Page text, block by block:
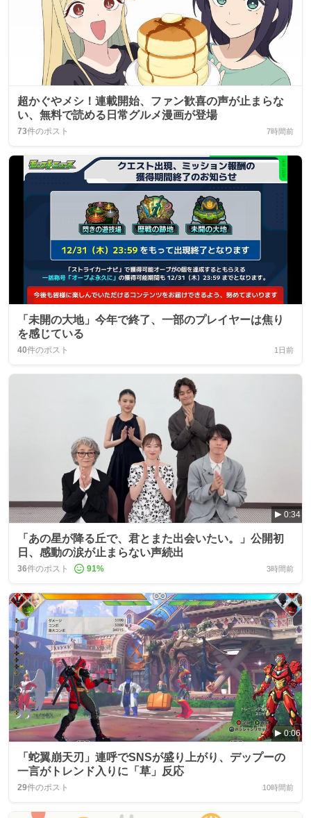
超かぐやメシ！連載開始、ファン歓喜の声が止まらな
い、無料で読める日常グルメ漫画が登場
73件のポスト 7時間前
「未開の大地」今年で終了、一部のプレイヤーは焦り
を感じている
40件のポスト 1日前
0:34
「あの星が降る丘で、君とまた出会いたい。」公開初
日、感動の涙が止まらない声続出
36件のポスト 91% 3時間前
0:06
「蛇翼崩天刃」連呼でSNSが盛り上がり、デップーの
一言がトレンド入りに「草」反応
29件のポスト 10時間前